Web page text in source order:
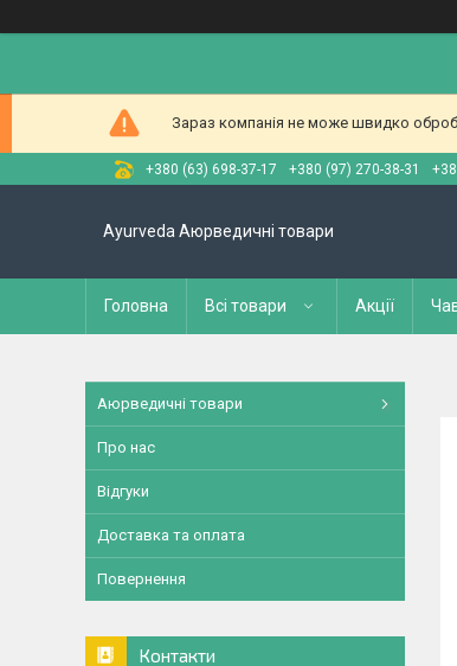
Зараз компанія не може швидко
+380 (63) 698-37-17 +380 (97) 270-38-31
Ayurveda Аюрведичні товари
Головна Всі товари Акції
Аюрведичні товари
Про нас
Відгуки
Доставка та оплата
Повернення
Контакти